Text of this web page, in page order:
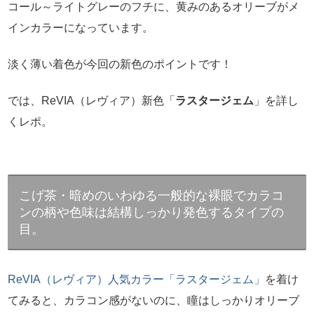
コール～ライトグレーのフチに、黄みのあるオリーブがメ
インカラーになっています。
淡く薄い着色が今回の新色のポイントです！
では、ReVIA（レヴィア）新色「 ラスタージェム 」を詳し
くレポ。
こげ茶・暗めのいわゆる一般的な裸眼でカラコ
ンの柄や色味は結構しっかり発色するタイプの
目。
ReVIA（レヴィア）人気カラー「ラスタージェム」
を着け
てみると、カラコン感がないのに、瞳はしっかりオリーブ